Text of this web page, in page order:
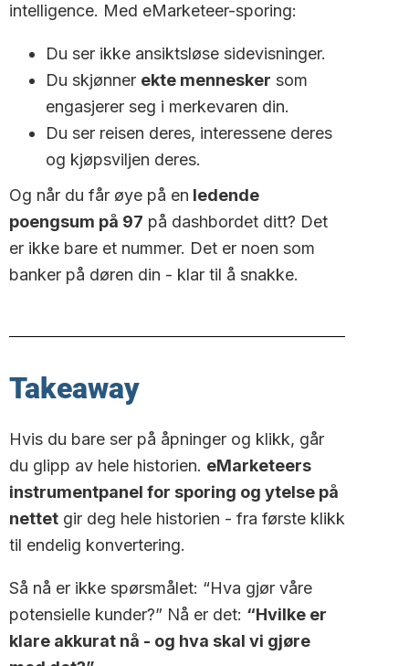
intelligence. Med eMarketeer-sporing:
Du ser ikke ansiktsløse sidevisninger.
Du skjønner ekte mennesker som
engasjerer seg i merkevaren din.
Du ser reisen deres, interessene deres
og kjøpsviljen deres.
Og når du får øye på en ledende
poengsum på 97 på dashbordet ditt? Det
er ikke bare et nummer. Det er noen som
banker på døren din - klar til å snakke.
Takeaway
Hvis du bare ser på åpninger og klikk, går
du glipp av hele historien. eMarketeers
instrumentpanel for sporing og ytelse på
nettet gir deg hele historien - fra første klikk
til endelig konvertering.
Så nå er ikke spørsmålet: “Hva gjør våre
potensielle kunder?” Nå er det: “Hvilke er
klare akkurat nå - og hva skal vi gjøre